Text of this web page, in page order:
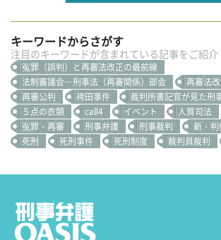
キーワードからさがす
注目のキーワードが含まれている記事をご紹介
冤罪（誤判）と再審法改正の最前線
法制審議会―刑事法（再審関係）部会
再審法改
再審公判
袴田事件
裁判所書記官が見た刑
５点の衣類
call4 イベント 人質司法
冤罪・再審
刑事弁護 刑事裁判
新・
死刑
死刑事件 死刑制度 裁判員裁判